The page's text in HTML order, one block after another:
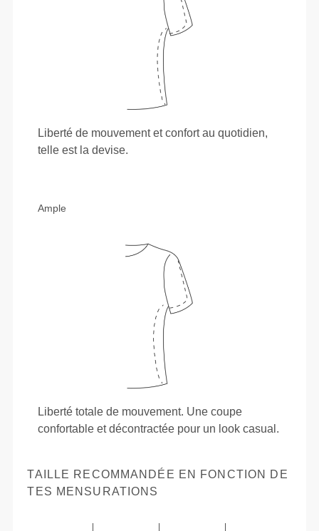
Liberté de mouvement et confort au quotidien,
telle est la devise.
Ample
Liberté totale de mouvement. Une coupe
confortable et décontractée pour un look casual.
TAILLE RECOMMANDÉE EN FONCTION DE
TES MENSURATIONS